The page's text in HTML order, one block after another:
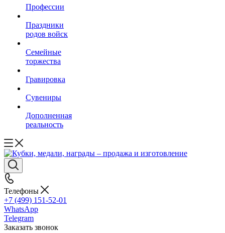
Профессии
Праздники
родов войск
Семейные
торжества
Гравировка
Сувениры
Дополненная
реальность
Телефоны
+7 (499) 151-52-01
WhatsApp
Telegram
Заказать звонок